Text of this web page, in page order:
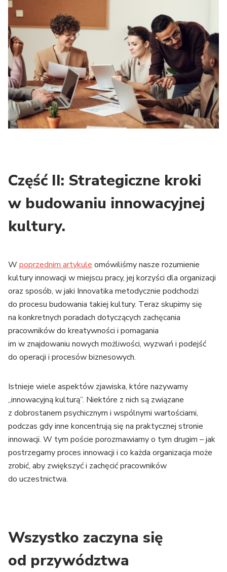
Część II: Strategiczne kroki
w budowaniu innowacyjnej
kultury.
W poprzednim artykule omówiliśmy nasze rozumienie
kultury innowacji w miejscu pracy, jej korzyści dla organizacji
oraz sposób, w jaki Innovatika metodycznie podchodzi
do procesu budowania takiej kultury. Teraz skupimy się
na konkretnych poradach dotyczących zachęcania
pracowników do kreatywności i pomagania
im w znajdowaniu nowych możliwości, wyzwań i podejść
do operacji i procesów biznesowych.
Istnieje wiele aspektów zjawiska, które nazywamy
„innowacyjną kulturą”. Niektóre z nich są związane
z dobrostanem psychicznym i wspólnymi wartościami,
podczas gdy inne koncentrują się na praktycznej stronie
innowacji. W tym poście porozmawiamy o tym drugim – jak
postrzegamy proces innowacji i co każda organizacja może
zrobić, aby zwiększyć i zachęcić pracowników
do uczestnictwa.
Wszystko zaczyna się
od przywództwa